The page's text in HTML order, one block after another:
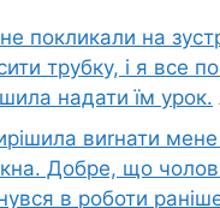
покликали на
трубку, і я все
надати їм урок.
виrнати мене
Добре, що
в роботи